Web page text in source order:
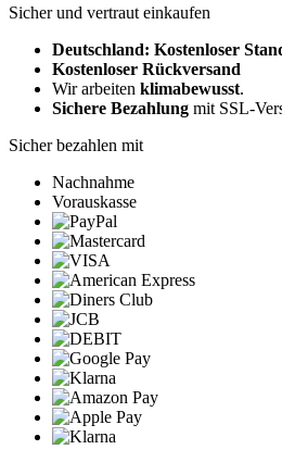
Sicher und vertraut einkaufen
Deutschland: Kostenloser
Kostenloser Rückversand
Wir arbeiten klimabewusst.
Sichere Bezahlung mit SSL-
Sicher bezahlen mit
Nachnahme
Vorauskasse